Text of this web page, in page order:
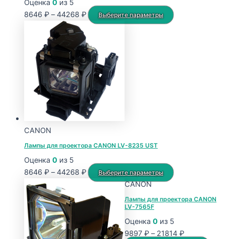
Оценка 0 из 5
8646 ₽ – 44268 ₽Диапазон
цен:
8646 ₽
–
44268 ₽
Выберите параметры
Этот
CANON
Лампы для проектора CANON LV-8235 UST
Оценка 0 из 5
8646 ₽ – 44268 ₽Диапазон
цен:
8646 ₽
44268 ₽
Выберите параметры
Этот
имеет
вариаций.
Опции
CANON
Лампы для проектора CANON
LV-7565F
Оценка 0 из 5
9897 ₽ – 21814 ₽Диапазон